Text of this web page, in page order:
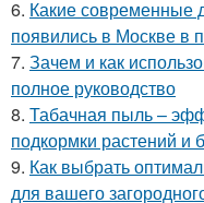
6. Какие современные
появились в Москве в
7. Зачем и как
полное руководство
8. Табачная пыль –
подкормки растений и
9. Как выбрать
для вашего